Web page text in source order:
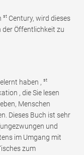
st Century, wird dieses
der Öffentlichkeit zu
haben , st
, die Sie lesen
Menschen
Dieses Buch ist sehr
und
im Umgang mit
zum